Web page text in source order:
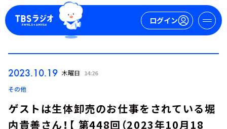
ログイン
2023.10.19 木曜日 14:26
その他
ゲストは生体卸売のお仕事をされている堀
内貴善さん！【 第448回（2023年10月18